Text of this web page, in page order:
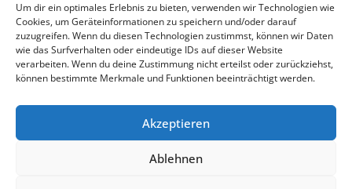
Um dir ein optimales Erlebnis zu bieten, verwenden wir Technologien wie
Cookies, um Geräteinformationen zu speichern und/oder darauf
zuzugreifen. Wenn du diesen Technologien zustimmst, können wir Daten
wie das Surfverhalten oder eindeutige IDs auf dieser Website
verarbeiten. Wenn du deine Zustimmung nicht erteilst oder zurückziehst,
können bestimmte Merkmale und Funktionen beeinträchtigt werden.
Akzeptieren
Ablehnen
Wr. Neustädter Straße 1
2733 Grünbach am Schneeberg
Öffnungszeiten Gemeindeamt:
Montag: 8.00 – 12.00 Uhr und 14.00 – 18.00 Uhr
Freitag: 8.00 – 12.00 Uhr
Email: